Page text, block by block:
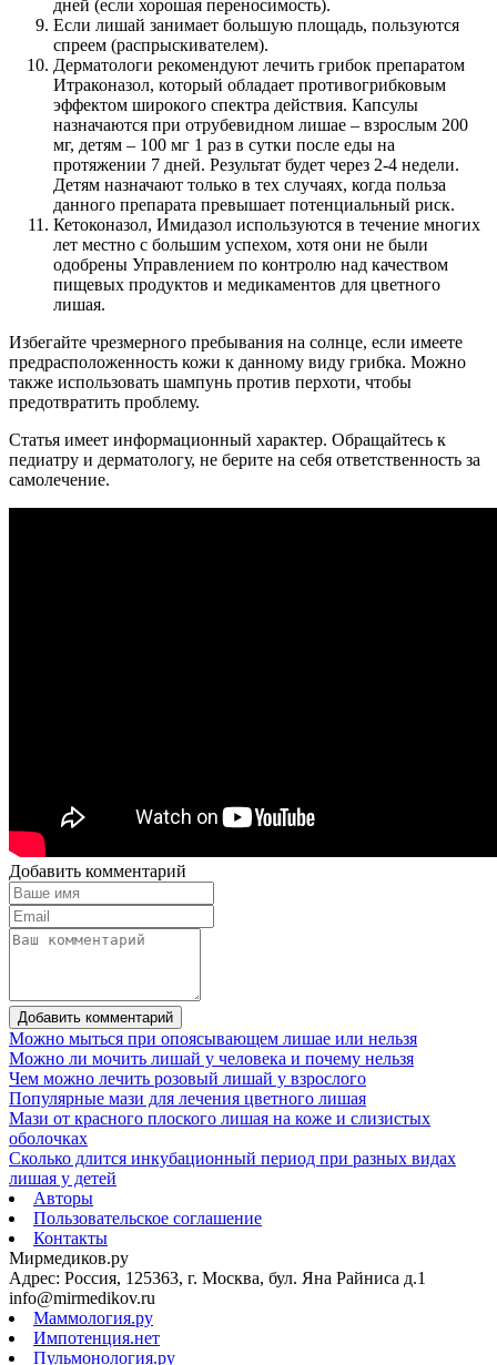
дней (если хорошая переносимость).
Если лишай занимает большую площадь, пользуются
спреем (распрыскивателем).
Дерматологи рекомендуют лечить грибок препаратом
Итраконазол, который обладает противогрибковым
эффектом широкого спектра действия. Капсулы
назначаются при отрубевидном лишае – взрослым 200
мг, детям – 100 мг 1 раз в сутки после еды на
протяжении 7 дней. Результат будет через 2-4 недели.
Детям назначают только в тех случаях, когда польза
данного препарата превышает потенциальный риск.
Кетоконазол, Имидазол используются в течение многих
лет местно с большим успехом, хотя они не были
одобрены Управлением по контролю над качеством
пищевых продуктов и медикаментов для цветного
лишая.
Избегайте чрезмерного пребывания на солнце, если имеете
предрасположенность кожи к данному виду грибка. Можно
также использовать шампунь против перхоти, чтобы
предотвратить проблему.
Статья имеет информационный характер. Обращайтесь к
педиатру и дерматологу, не берите на себя ответственность за
самолечение.
Добавить комментарий
Добавить комментарий
Можно мыться при опоясывающем лишае или нельзя
Можно ли мочить лишай у человека и почему нельзя
Чем можно лечить розовый лишай у взрослого
Популярные мази для лечения цветного лишая
Мази от красного плоского лишая на коже и слизистых
оболочках
Сколько длится инкубационный период при разных видах
лишая у детей
Авторы
Пользовательское соглашение
Контакты
Мирмедиков.ру
Адрес: Россия, 125363, г. Москва, бул. Яна Райниса д.1
info@mirmedikov.ru
Маммология.ру
Импотенция.нет
Пульмонология.ру